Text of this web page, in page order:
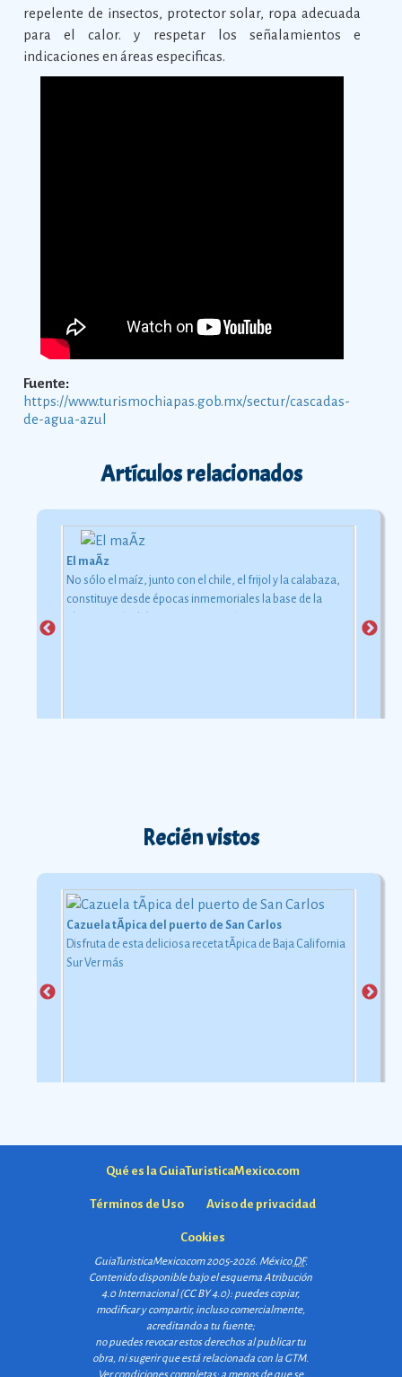
repelente de insectos, protector solar, ropa adecuada
para el calor. y respetar los señalamientos e
indicaciones en áreas especificas.
Fuente:
https://www.turismochiapas.gob.mx/sectur/cascadas-
de-agua-azul
Artículos relacionados
El maÃ­z
No sólo el maíz, junto con el chile, el frijol y la calabaza,
constituye desde épocas inmemoriales la base de la
Recién vistos
Cazuela tÃ­pica del puerto de San Carlos
Disfruta de esta deliciosa receta tÃ­pica de Baja California
SurVer más
Qué es la GuiaTuristicaMexico.com
Términos de Uso Aviso de privacidad
Cookies
GuiaTuristicaMexico.com 2005-2026. MéxicoDF.
Contenido disponible bajo el esquemaAtribución
4.0 Internacional (CC BY 4.0): puedes copiar,
modificar y compartir, incluso comercialmente,
acreditando a tu fuente;
no puedes revocar estos derechos al publicar tu
obra, ni sugerir que está relacionada con la GTM.